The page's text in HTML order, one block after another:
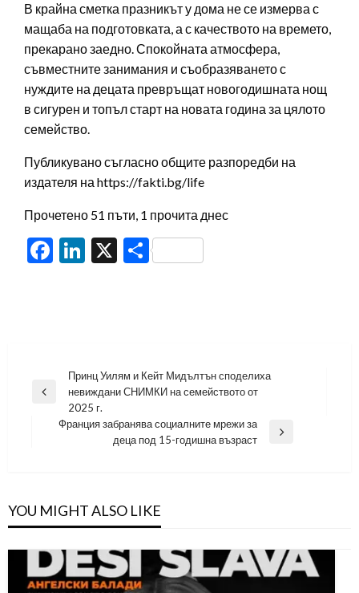
В крайна сметка празникът у дома не се измерва с
мащаба на подготовката, а с качеството на времето,
прекарано заедно. Спокойната атмосфера,
съвместните занимания и съобразяването с
нуждите на децата превръщат новогодишната нощ
в сигурен и топъл старт на новата година за цялото
семейство.
Публикувано съгласно общите разпоредби на
издателя на https://fakti.bg/life
Прочетено 51 пъти, 1 прочита днес
Facebook
LinkedIn
X Share
Навигация
Previous
Принц Уилям и Кейт Мидълтън споделиха
невиждани СНИМКИ на семейството от
2025 г.
Франция забранява социалните мрежи за
деца под 15-годишна възраст
YOU MIGHT ALSO LIKE